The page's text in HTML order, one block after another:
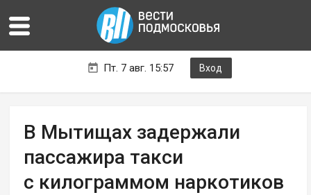
Пт. 7 авг. 15:57 Вход
В Мытищах задержали
пассажира такси
с килограммом наркотиков